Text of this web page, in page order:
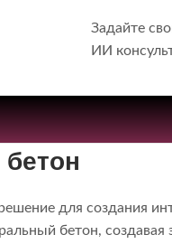
Задайте
ИИ
для создания
бетон,